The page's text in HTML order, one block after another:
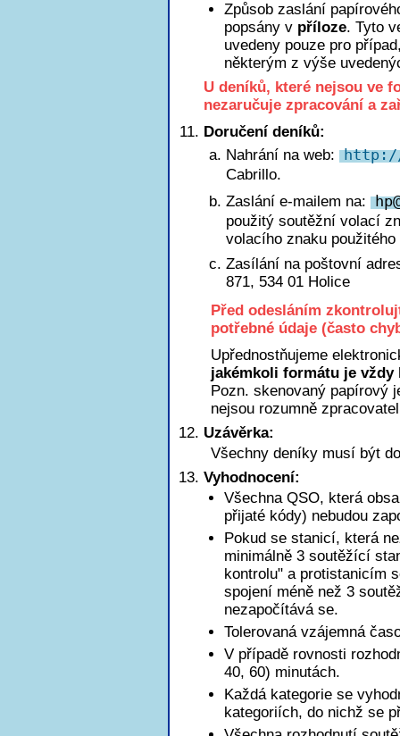
Způsob zaslání
popsány v příloze. Tyto
uvedeny pouze pro
některým z výše
U deníků, které nejsou ve
nezaručuje zpracování a
Doručení deníků:
Nahrání na web: http://
Cabrillo.
Zaslání e-mailem na: h
použitý soutěžní volací
volacího znaku
Zasílání na poštovní
871, 534 01 Holice
Před odesláním
potřebné údaje (často
Upřednostňujeme
jakémkoli formátu je
Pozn. skenovaný papírový
nejsou rozumně
Uzávěrka:
Všechny deníky musí být
Vyhodnocení:
Všechna QSO, která
přijaté kódy) nebudou
Pokud se stanicí, která
minimálně 3 soutěžící
kontrolu" a protistanicím
spojení méně než 3
nezapočítává se.
Tolerovaná vzájemná
V případě rovnosti
40, 60) minutách.
Každá kategorie se
kategoriích, do nichž se